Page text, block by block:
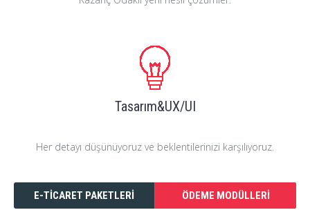
Tasarım&UX/UI
Her detayı düşünüyoruz ve beklentilerinizi karşılıyoruz.
E-TICARET PAKETLERI ÖDEME MODÜLLERI